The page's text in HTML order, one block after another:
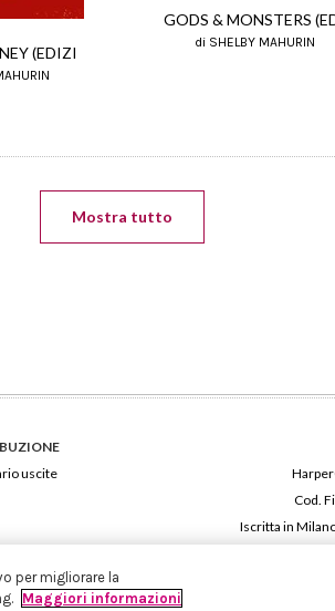
(EDIZI
GODS & MONSTERS
di SHELBY MAHURIN
Mostra tutto
uscite
Cod.
Iscritta in
per migliorare la
Maggiori informazioni